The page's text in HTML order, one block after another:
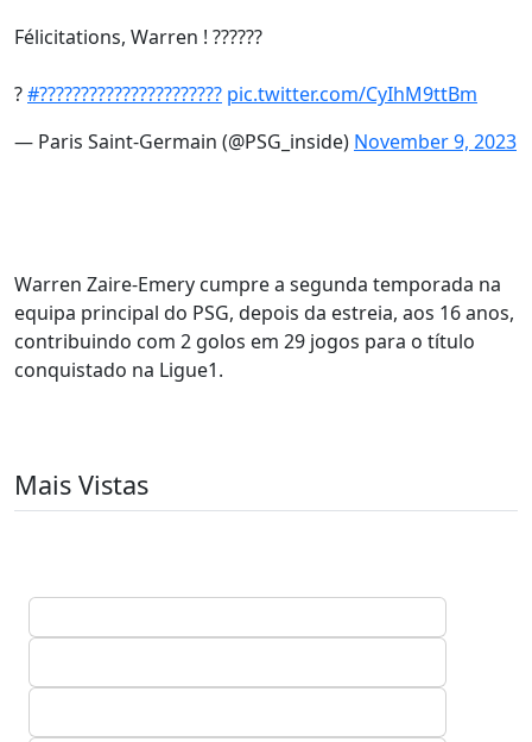
Félicitations, Warren ! ??????
?#?????????????????????? pic.twitter.com/CyIhM9ttBm
— Paris Saint-Germain (@PSG_inside) November 9, 2023
Warren Zaire-Emery cumpre a segunda temporada na
equipa principal do PSG, depois da estreia, aos 16 anos,
contribuindo com 2 golos em 29 jogos para o título
conquistado na Ligue1.
Mais Vistas